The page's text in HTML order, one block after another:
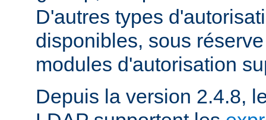
D'autres types
disponibles, sous
modules d'autorisation
Depuis la version 2.4.8,